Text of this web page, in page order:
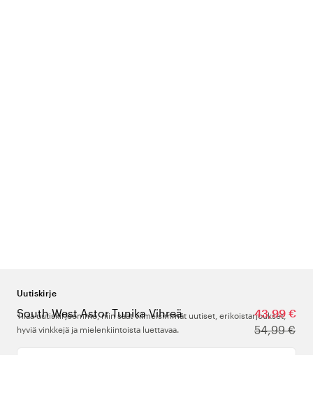
South West Astor Tunika Vihreä
43,99 €
54,99 €
Uutiskirje
Tilaa uutiskirjeemme, niin saat viimeisimmät uutiset, erikoistarjoukset,
hyviä vinkkejä ja mielenkiintoista luettavaa.
Kirjoita sähköpostiosoitteesi